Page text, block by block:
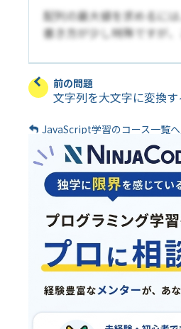
配列の最大値を求めるに
書き方が少し特殊ですが
前の問題
文字列を大文字に変換
JavaScript学習のコース一覧